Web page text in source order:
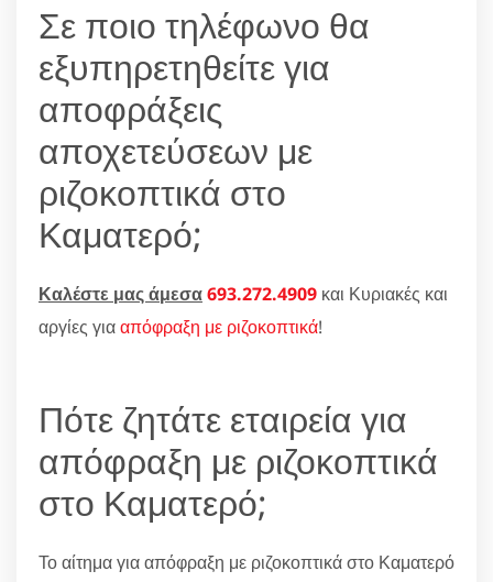
Σε ποιο τηλέφωνο θα
εξυπηρετηθείτε για
αποφράξεις
αποχετεύσεων με
ριζοκοπτικά στο
Καματερό;
Καλέστε μας άμεσα693.272.4909 και Κυριακές και
αργίες γιααπόφραξη με ριζοκοπτικά!
Πότε ζητάτε εταιρεία για
απόφραξη με ριζοκοπτικά
στο Καματερό;
Το αίτημα για απόφραξη με ριζοκοπτικά στο Καματερό